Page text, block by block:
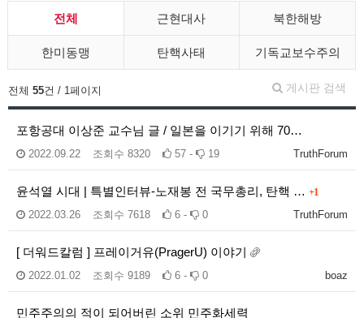
전체 근현대사 북한해방
한미동맹 탄핵사태 기독교보수주의
게시판 검색
전체 55건 / 1페이지
포항공대 이상준 교수님 글 / 일본을 이기기 위해 70…
TruthForum
2022.09.22 조회수 8320 57 - 19
윤석열 시대 | 특별인터뷰-노재봉 전 국무총리, 탄핵 … +1
TruthForum
2022.03.26 조회수 7618 6 - 0
[ 더워드칼럼 ] 프레이거유(PragerU) 이야기
boaz
2022.01.02 조회수 9189 6 - 0
민주주의의 적이 되어버린 소위 민주화세력